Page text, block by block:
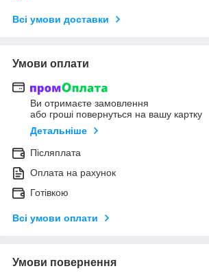
Всі умови доставки
Умови оплати
Ви отримаєте замовлення
або гроші повернуться на вашу картку
Детальніше
Післяплата
Оплата на рахунок
Готівкою
Всі умови оплати
Умови повернення